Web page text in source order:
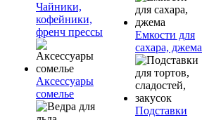
Чайники,
кофейники,
френч прессы
Аксессуары
сомелье
Емкости для
сахара, джема
Подставки